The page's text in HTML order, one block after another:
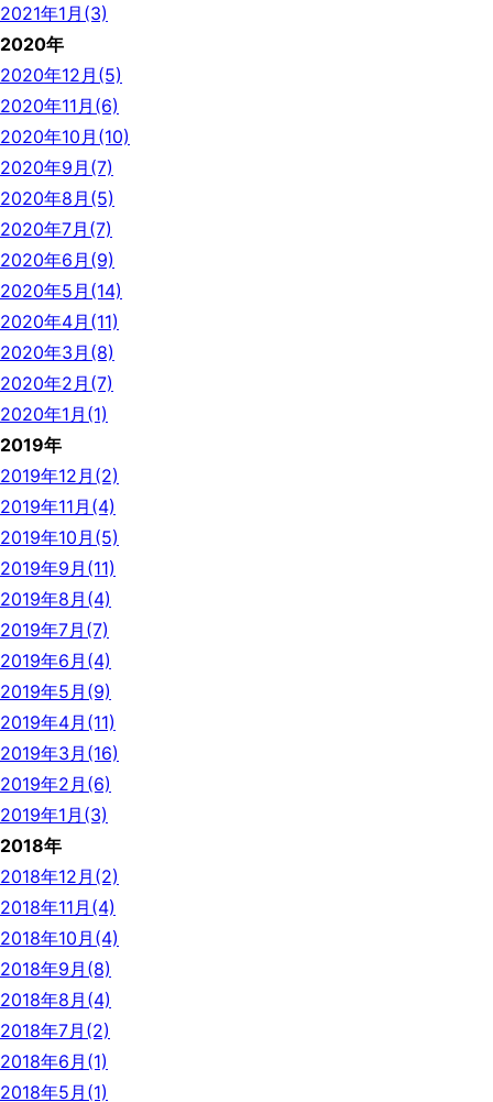
2021年1月(3)
2020年
2020年12月(5)
2020年11月(6)
2020年10月(10)
2020年9月(7)
2020年8月(5)
2020年7月(7)
2020年6月(9)
2020年5月(14)
2020年4月(11)
2020年3月(8)
2020年2月(7)
2020年1月(1)
2019年
2019年12月(2)
2019年11月(4)
2019年10月(5)
2019年9月(11)
2019年8月(4)
2019年7月(7)
2019年6月(4)
2019年5月(9)
2019年4月(11)
2019年3月(16)
2019年2月(6)
2019年1月(3)
2018年
2018年12月(2)
2018年11月(4)
2018年10月(4)
2018年9月(8)
2018年8月(4)
2018年7月(2)
2018年6月(1)
2018年5月(1)